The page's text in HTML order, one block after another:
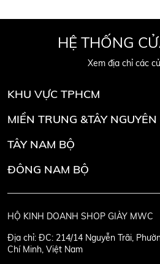
HỆ THỐNG
Xem địa chỉ các
KHU VỰC TPHCM
MIỀN TRUNG &TÂY NGUYÊN
TÂY NAM BỘ
ĐÔNG NAM BỘ
HỘ KINH DOANH SHOP GIÀY MWC
Địa chỉ: ĐC: 214/14 Nguyễn Trãi,
Chí Minh, Việt Nam